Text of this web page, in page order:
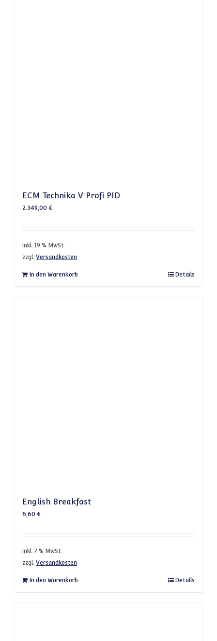
ECM Technika V Profi PID
2.349,00 €
inkl. 19 % MwSt.
zzgl. Versandkosten
In den Warenkorb Details
English Breakfast
6,60 €
inkl. 7 % MwSt.
zzgl. Versandkosten
In den Warenkorb Details